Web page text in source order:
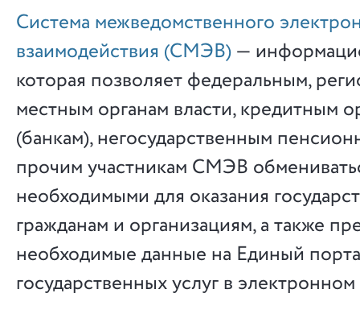
Система межведомственного
взаимодействия (СМЭВ)—
которая позволяет федеральным,
местным органам власти, кредитным
(банкам), негосударственным
прочим участникам СМЭВ
необходимыми для оказания
гражданам и организациям, а также
необходимые данные на Единый
государственных услуг в